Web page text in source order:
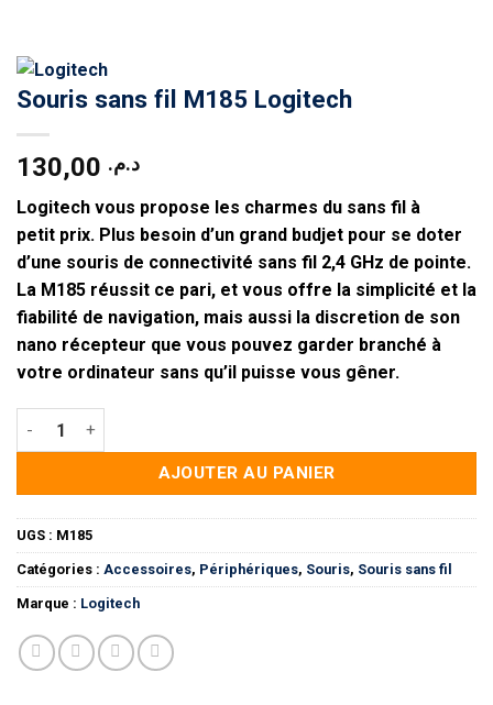
Souris sans fil M185 Logitech
د.م.
Logitech vous propose les charmes du sans fil à
petit prix. Plus besoin d’un grand budjet pour se doter
d’une souris de connectivité sans fil 2,4 GHz de pointe.
La M185 réussit ce pari, et vous offre la simplicité et la
fiabilité de navigation, mais aussi la discretion de son
nano récepteur que vous pouvez garder branché à
votre ordinateur sans qu’il puisse vous gêner.
quantité de Souris sans fil M185 Logitech
AJOUTER AU PANIER
UGS : M185
Catégories : Accessoires, Périphériques, Souris, Souris sans fil
Marque : Logitech